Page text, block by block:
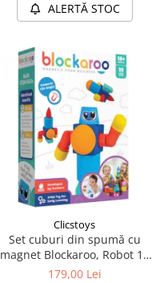
ALERTĂ STOC
Clicstoys
Set cuburi din spumă cu
magnet Blockaroo, Robot 10
piese
179,00 Lei